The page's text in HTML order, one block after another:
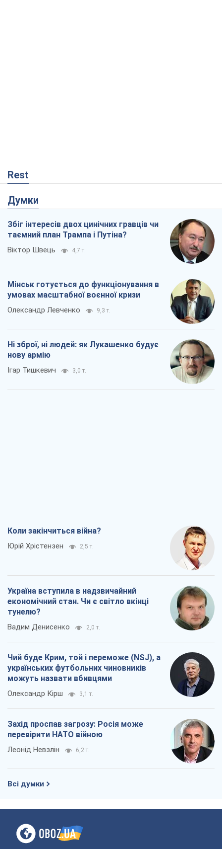
Rest
Думки
Збіг інтересів двох цинічних гравців чи
таємний план Трампа і Путіна?
Віктор Швець 4,7 т.
Мінськ готується до функціонування в
умовах масштабної воєнної кризи
Олександр Левченко 9,3 т.
Ні зброї, ні людей: як Лукашенко будує
нову армію
Ігар Тишкевич 3,0 т.
Коли закінчиться війна?
Юрій Хрістензен 2,5 т.
Україна вступила в надзвичайний
економічний стан. Чи є світло вкінці
тунелю?
Вадим Денисенко 2,0 т.
Чий буде Крим, той і переможе (NSJ), а
українських футбольних чиновників
можуть назвати вбивцями
Олександр Кірш 3,1 т.
Захід проспав загрозу: Росія може
перевірити НАТО війною
Леонід Невзлін 6,2 т.
Всі думки